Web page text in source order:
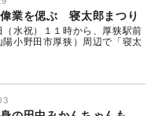
業を偲ぶ 寝太郎まつり
（水祝）１１時から、厚狭駅前
陽小野田市厚狭）周辺で「寝太